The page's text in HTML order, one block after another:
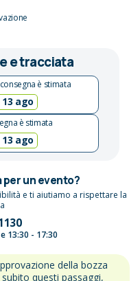
e tracciata
è stimata
ago
è stimata
ago
per un evento?
e ti aiutiamo a rispettare la
13:30 - 17:30
della bozza
questi passaggi,